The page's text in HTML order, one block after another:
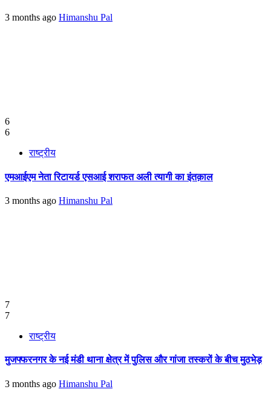
3 months ago Himanshu Pal
6
6
राष्ट्रीय
एमआईएम नेता रिटायर्ड एसआई शराफत अली त्यागी का इंतक़ाल
3 months ago Himanshu Pal
7
7
राष्ट्रीय
मुजफ्फरनगर के नई मंडी थाना क्षेत्र में पुलिस और गांजा तस्करों के बीच मुठभेड़
3 months ago Himanshu Pal